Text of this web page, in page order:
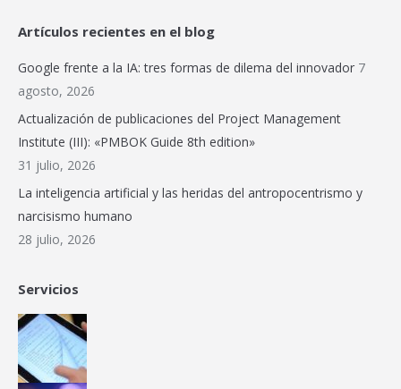
opens
new
opens
in
new
opens
in
new
opens
in
opens
in
page
opens
Artículos recientes en el blog
Google frente a la IA: tres formas de dilema del innovador 7
agosto, 2026
Actualización de publicaciones del Project Management
Institute (III): «PMBOK Guide 8th edition»
31 julio, 2026
La inteligencia artificial y las heridas del antropocentrismo y
narcisismo humano
28 julio, 2026
Servicios